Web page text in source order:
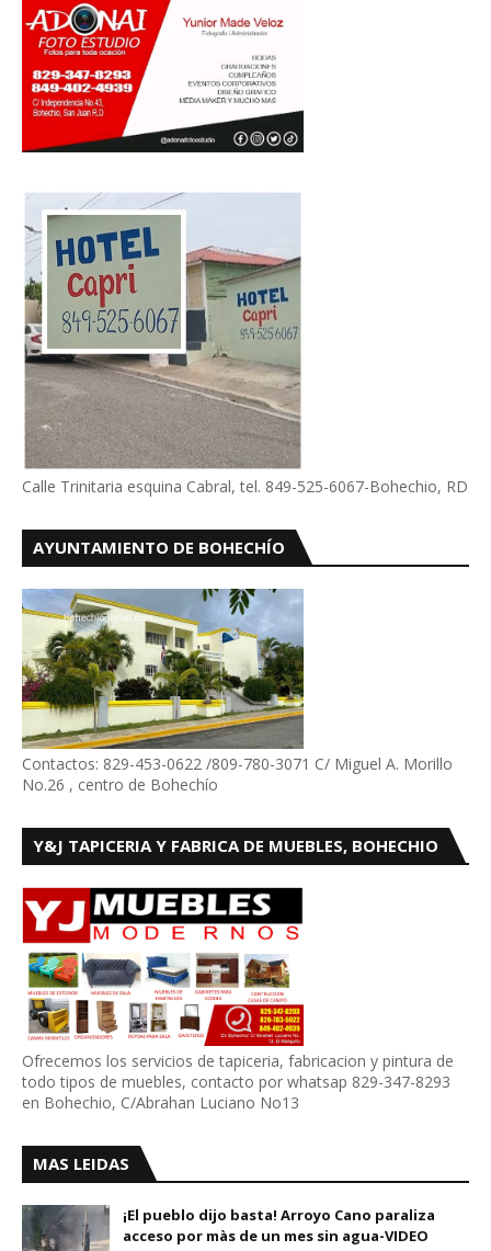
Calle Trinitaria esquina Cabral, tel. 849-525-6067-Bohechio, RD
AYUNTAMIENTO DE BOHECHÍO
Contactos: 829-453-0622 /809-780-3071 C/ Miguel A. Morillo
No.26 , centro de Bohechío
Y&J TAPICERIA Y FABRICA DE MUEBLES, BOHECHIO
Ofrecemos los servicios de tapiceria, fabricacion y pintura de
todo tipos de muebles, contacto por whatsap 829-347-8293
en Bohechio, C/Abrahan Luciano No13
MAS LEIDAS
¡El pueblo dijo basta! Arroyo Cano paraliza
acceso por màs de un mes sin agua-VIDEO